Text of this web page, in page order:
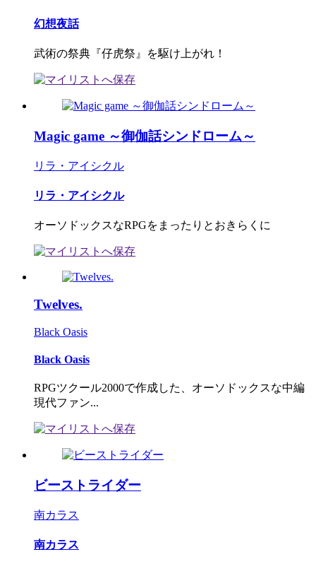
幻想夜話
武術の祭典『仔虎祭』を駆け上がれ！
Magic game ～御伽話シンドローム～
リラ・アイシクル
リラ・アイシクル
オーソドックスなRPGをまったりとおきらくに
Twelves.
Black Oasis
Black Oasis
RPGツクール2000で作成した、オーソドックスな中編
現代ファン...
ビーストライダー
南カラス
南カラス